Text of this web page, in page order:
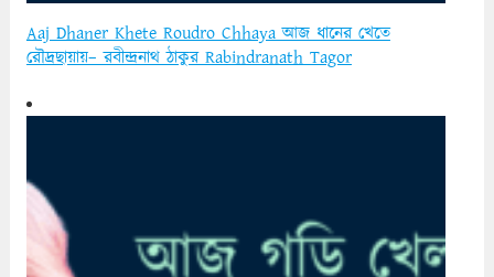
Aaj Dhaner Khete Roudro Chhaya আজ ধানের খেতে
রৌদ্রছায়ায়– রবীন্দ্রনাথ ঠাকুর Rabindranath Tagor